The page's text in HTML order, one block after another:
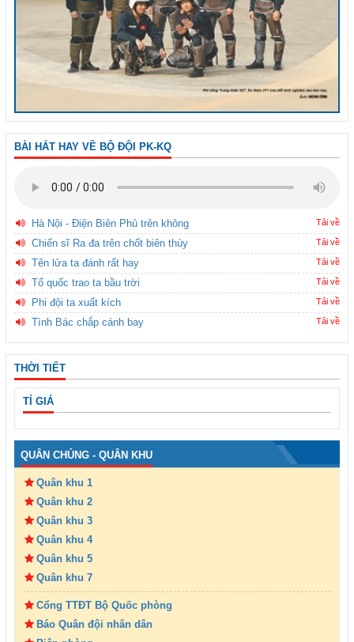
BÀI HÁT HAY VỀ BỘ ĐỘI PK-KQ
Hà Nội - Điện Biên Phủ trên không Tải về
Chiến sĩ Ra đa trên chốt biên thùy Tải về
Tên lửa ta đánh rất hay Tải về
Tổ quốc trao ta bầu trời Tải về
Phi đội ta xuất kích Tải về
Tình Bác chắp cánh bay Tải về
THỜI TIẾT
TỈ GIÁ
QUÂN CHỦNG - QUÂN KHU
Quân khu 1
Quân khu 2
Quân khu 3
Quân khu 4
Quân khu 5
Quân khu 7
Cổng TTĐT Bộ Quốc phòng
Báo Quân đội nhân dân